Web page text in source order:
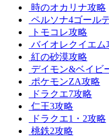
時のオカリナ攻略
ペルソナ4ゴール
トモコレ攻略
バイオレクイエム
紅の砂漠攻略
デイモン&ベイビ
ポケモンZA攻略
ドラクエ7攻略
仁王3攻略
ドラクエ1・2攻略
桃鉄2攻略